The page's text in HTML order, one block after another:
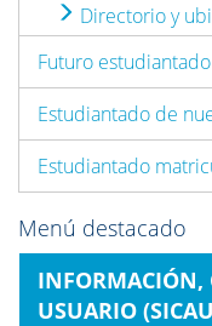
Directorio y
Futuro estudiantado
Estudiantado de
Estudiantado
Menú destacado
INFORMACIÓN,
USUARIO